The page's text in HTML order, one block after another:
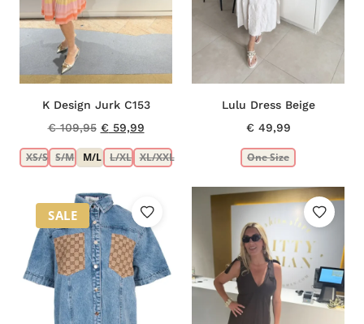
K Design Jurk C153
€109,95 Oorspronkelijke
prijs
was:
€ 59,99Huidige
prijs
is:
XS/S S/M M/L L/XL XL/XXL
Lulu Dress Beige
€ 49,99
One Size
SALE